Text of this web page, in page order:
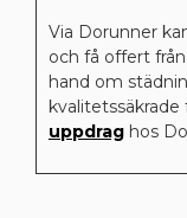
Via Dorunner
och få offert
hand om
uppdrag hos